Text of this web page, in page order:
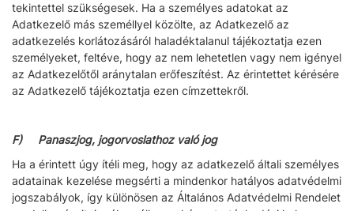
tekintettel szükségesek. Ha a személyes adatokat az
Adatkezelő más személlyel közölte, az Adatkezelő az
adatkezelés korlátozásáról haladéktalanul tájékoztatja ezen
személyeket, feltéve, hogy az nem lehetetlen vagy nem igényel
az Adatkezelőtől aránytalan erőfeszítést. Az érintettet kérésére
az Adatkezelő tájékoztatja ezen címzettekről.
F) Panaszjog, jogorvoslathoz való jog
Ha a érintett úgy ítéli meg, hogy az adatkezelő általi személyes
adatainak kezelése megsérti a mindenkor hatályos adatvédelmi
jogszabályok, így különösen az Általános Adatvédelmi Rendelet